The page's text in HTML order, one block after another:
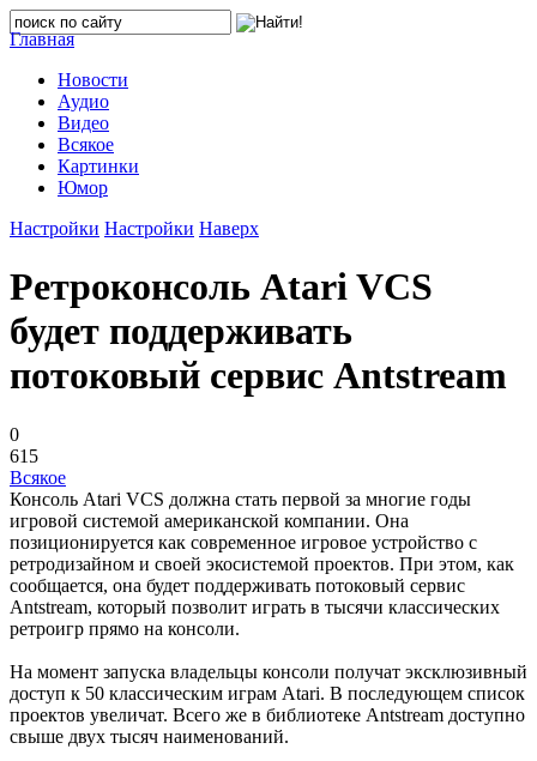
Главная
Новости
Аудио
Видео
Всякое
Картинки
Юмор
Настройки Настройки Наверх
Ретроконсоль Atari VCS
будет поддерживать
потоковый сервис Antstream
0
615
Всякое
Консоль Atari VCS должна стать первой за многие годы
игровой системой американской компании. Она
позиционируется как современное игровое устройство с
ретродизайном и своей экосистемой проектов. При этом, как
сообщается, она будет поддерживать потоковый сервис
Antstream, который позволит играть в тысячи классических
ретроигр прямо на консоли.
На момент запуска владельцы консоли получат эксклюзивный
доступ к 50 классическим играм Atari. В последующем список
проектов увеличат. Всего же в библиотеке Antstream доступно
свыше двух тысяч наименований.